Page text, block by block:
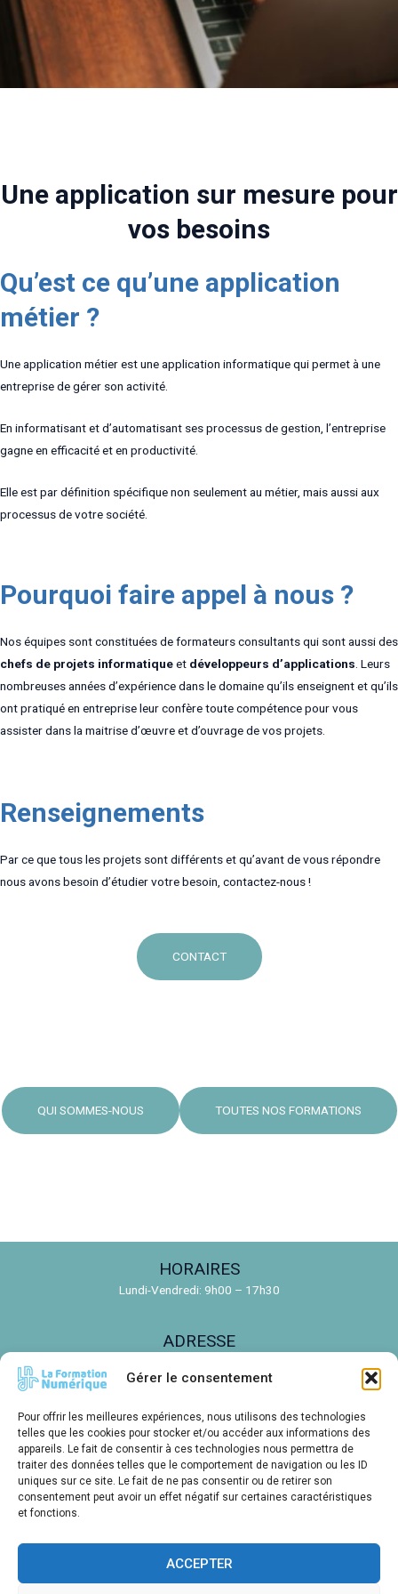
Gérer le consentement
Pour offrir les meilleures expériences, nous utilisons des technologies
telles que les cookies pour stocker et/ou accéder aux informations des
appareils. Le fait de consentir à ces technologies nous permettra de
traiter des données telles que le comportement de navigation ou les ID
uniques sur ce site. Le fait de ne pas consentir ou de retirer son
consentement peut avoir un effet négatif sur certaines caractéristiques
et fonctions.
ACCEPTER
Une application sur mesure pour
vos besoins
Qu’est ce qu’une application
métier ?
Une application métier est une application informatique qui permet à une
entreprise de gérer son activité.
En informatisant et d’automatisant ses processus de gestion, l’entreprise
gagne en efficacité et en productivité.
Elle est par définition spécifique non seulement au métier, mais aussi aux
processus de votre société.
Pourquoi faire appel à nous ?
Nos équipes sont constituées de formateurs consultants qui sont aussi des
chefs de projets informatiqueet développeurs d’applications . Leurs
nombreuses années d’expérience dans le domaine qu’ils enseignent et qu’ils
ont pratiqué en entreprise leur confère toute compétence pour vous
assister dans la maitrise d’œuvre et d’ouvrage de vos projets.
Renseignements
Par ce que tous les projets sont différents et qu’avant de vous répondre
nous avons besoin d’étudier votre besoin, contactez-nous !
CONTACT
QUI SOMMES-NOUS TOUTES NOS FORMATIONS
HORAIRES
Lundi-Vendredi: 9h00 – 17h30
ADRESSE
EMAIL
contact@ldnr.fr
TÉLÉPHONE
05 61 00 14 85